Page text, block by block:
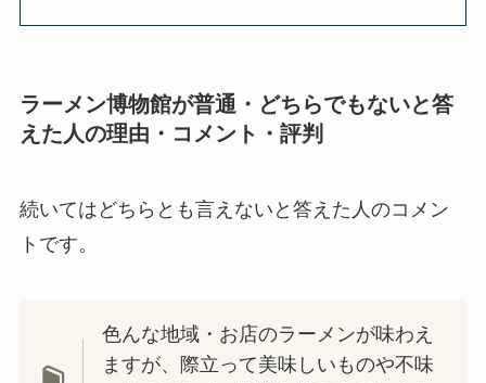
ラーメン博物館が普通・どちらでもないと答
えた人の理由・コメント・評判
続いてはどちらとも言えないと答えた人のコメン
トです。
色んな地域・お店のラーメンが味わえ
ますが、際立って美味しいものや不味